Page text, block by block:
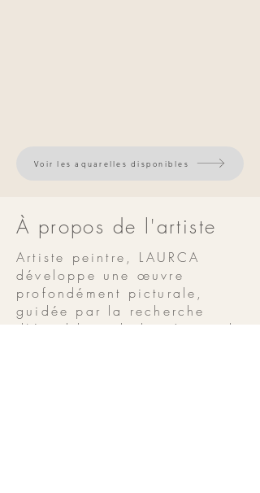
Voir les aquarelles disponibles
À propos de l'artiste
Artiste peintre, LAURCA
développe une œuvre
profondément picturale,
guidée par la recherche
d'équilibre, de lumière et de